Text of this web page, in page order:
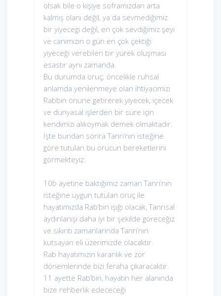
olsak bile o kişiye soframızdan arta
kalmış olanı değil, ya da sevmediğimiz
bir yiyecegi değil, en çok sevdiğimiz şeyi
ve canımızın o gün en çok çektiği
yiyeceği verebilen bir yürek oluşması
esastır aynı zamanda.
Bu durumda oruç; öncelikle ruhsal
anlamda yenilenmeye olan ihtiyacımızı
Rabbin önüne getirerek yiyecek, içecek
ve dünyasal işlerden bir süre için
kendimizi alıkoymak demek olmaktadır.
İşte bundan sonra Tanrı’nın isteğine
göre tutulan bu orucun bereketlerini
görmekteyiz:
10b ayetine baktığımız zaman Tanrı’nın
isteğine uygun tutulan oruç ile
hayatımızda Rab’bin ışığı olacak, Tanrısal
aydınlanışı daha iyi bir şekilde göreceğiz
ve sıkıntı zamanlarında Tanrı’nın
kutsayan eli üzerimizde olacaktır.
Rab hayatımızın karanlık ve zor
dönemlerinde bizi feraha çıkaracaktır.
11 ayette Rab’bin, hayatın her alanında
bize rehberlik edececeği